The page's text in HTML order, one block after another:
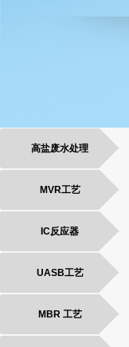
高盐废水处理
MVR工艺
IC反应器
UASB工艺
MBR 工艺